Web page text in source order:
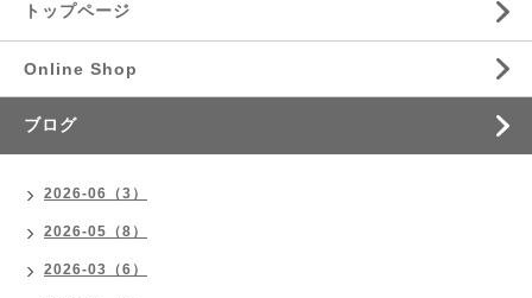
トップページ
Online Shop
ブログ
2026-06（3）
2026-05（8）
2026-03（6）